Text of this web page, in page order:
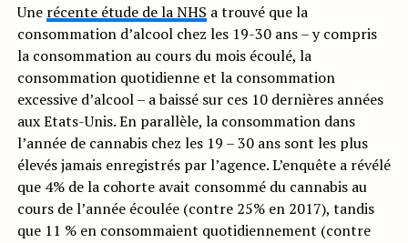
Une récente étude de la NHS a trouvé que la
consommation d’alcool chez les 19-30 ans – y compris
la consommation au cours du mois écoulé, la
consommation quotidienne et la consommation
excessive d’alcool – a baissé sur ces 10 dernières années
aux Etats-Unis. En parallèle, la consommation dans
l’année de cannabis chez les 19 – 30 ans sont les plus
élevés jamais enregistrés par l’agence. L’enquête a révélé
que 4% de la cohorte avait consommé du cannabis au
cours de l’année écoulée (contre 25% en 2017), tandis
que 11 % en consommaient quotidiennement (contre